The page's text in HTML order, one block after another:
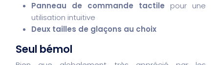
Panneau de commande tactile pour une
utilisation intuitive
Deux tailles de glaçons au choix
Seul bémol